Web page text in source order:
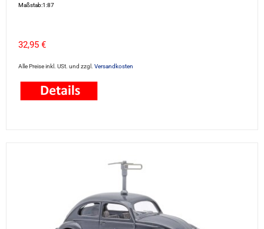
Maßstab:1:87
32,95 €
Alle Preise inkl. USt. und zzgl. Versandkosten